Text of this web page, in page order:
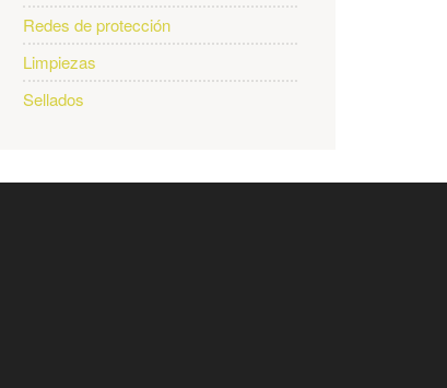
Redes de protección
Limpiezas
Sellados